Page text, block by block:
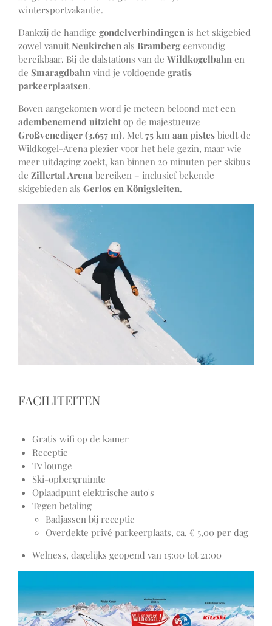
wintersportvakantie.
Dankzij de handige gondelverbindingen is het skigebied
zowel vanuit Neukirchen als Bramberg eenvoudig
bereikbaar. Bij de dalstations van de Wildkogelbahn en
de Smaragdbahn vind je voldoende gratis
parkeerplaatsen.
Boven aangekomen word je meteen beloond met een
adembenemend uitzicht op de majestueuze
Großvenediger (3.657 m). Met75 km aan pistes biedt de
Wildkogel-Arena plezier voor het hele gezin, maar wie
meer uitdaging zoekt, kan binnen 20 minuten per skibus
de Zillertal Arena bereiken – inclusief bekende
skigebieden als Gerlos en Königsleiten.
FACILITEITEN
Gratis wifi op de kamer
Receptie
Tv lounge
Ski-opbergruimte
Oplaadpunt elektrische auto's
Tegen betaling
Badjassen bij receptie
Overdekte privé parkeerplaats, ca. € 5,00 per dag
Welness, dagelijks geopend van 15:00 tot 21:00